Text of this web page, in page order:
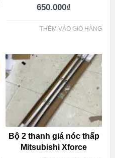
650.000₫
THÊM VÀO GIỎ HÀNG
Bộ 2 thanh giá nóc thấp
Mitsubishi Xforce